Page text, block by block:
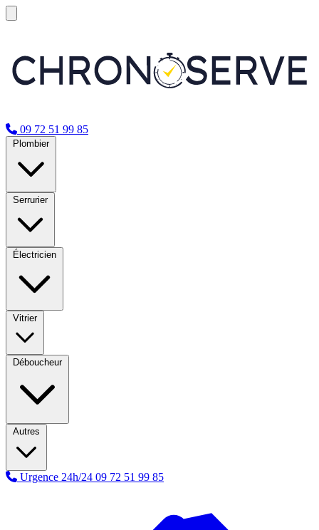
09 72 51 99 85
Plombier
Serrurier
Électricien
Vitrier
Déboucheur
Autres
Urgence 24h/24 09 72 51 99 85